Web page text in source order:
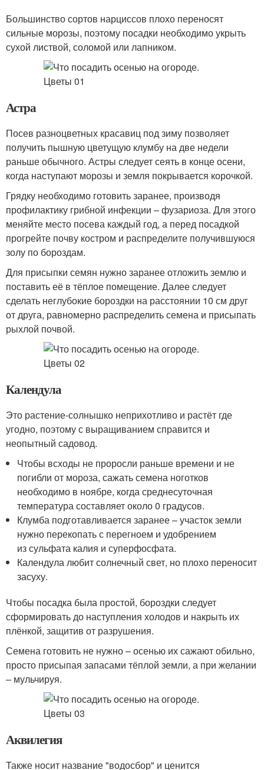
Большинство сортов нарциссов плохо переносят
сильные морозы, поэтому посадки необходимо укрыть
сухой листвой, соломой или лапником.
Астра
Посев разноцветных красавиц под зиму позволяет
получить пышную цветущую клумбу на две недели
раньше обычного. Астры следует сеять в конце осени,
когда наступают морозы и земля покрывается корочкой.
Грядку необходимо готовить заранее, производя
профилактику грибной инфекции – фузариоза. Для этого
меняйте место посева каждый год, а перед посадкой
прогрейте почву костром и распределите получившуюся
золу по бороздам.
Для присыпки семян нужно заранее отложить землю и
поставить её в тёплое помещение. Далее следует
сделать неглубокие бороздки на расстоянии 10 см друг
от друга, равномерно распределить семена и присыпать
рыхлой почвой.
Календула
Это растение-солнышко неприхотливо и растёт где
угодно, поэтому с выращиванием справится и
неопытный садовод.
Чтобы всходы не проросли раньше времени и не
погибли от мороза, сажать семена ноготков
необходимо в ноябре, когда среднесуточная
температура составляет около 0 градусов.
Клумба подготавливается заранее – участок земли
нужно перекопать с перегноем и удобрением
из сульфата калия и суперфосфата.
Календула любит солнечный свет, но плохо переносит
засуху.
Чтобы посадка была простой, бороздки следует
сформировать до наступления холодов и накрыть их
плёнкой, защитив от разрушения.
Семена готовить не нужно – осенью их сажают обильно,
просто присыпая запасами тёплой земли, а при желании
– мульчируя.
Аквилегия
Также носит название "водосбор" и ценится